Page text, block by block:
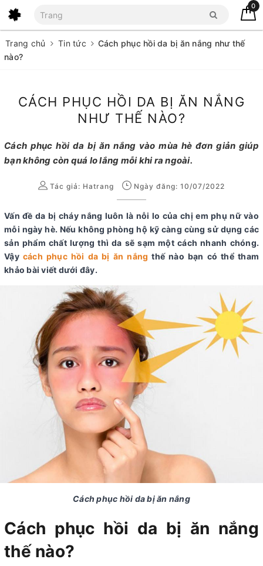
0
Trang chủ Tin tức
Cách phục hồi da bị ăn nắng như thế
nào?
CÁCH PHỤC HỒI DA BỊ ĂN NẮNG
NHƯ THẾ NÀO?
Cách phục hồi da bị ăn nắng vào mùa hè đơn giản giúp
bạn không còn quá lo lắng mỗi khi ra ngoài.
Tác giả: Hatrang Ngày đăng: 10/07/2022
Vấn đề da bị cháy nắng luôn là nỗi lo của chị em phụ nữ vào
mỗi ngày hè. Nếu không phòng hộ kỹ càng cùng sử dụng các
sản phẩm chất lượng thì da sẽ sạm một cách nhanh chóng.
Vậy cách phục hồi da bị ăn nắng thế nào bạn có thể tham
khảo bài viết dưới đây.
Cách phục hồi da bị ăn nắng
Cách phục hồi da bị ăn nắng
thế nào?